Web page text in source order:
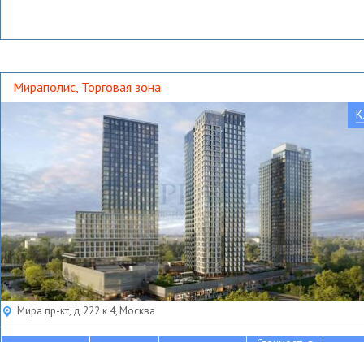
Мираполис, Торговая зона
Мира пр-кт, д 222 к 4, Москва